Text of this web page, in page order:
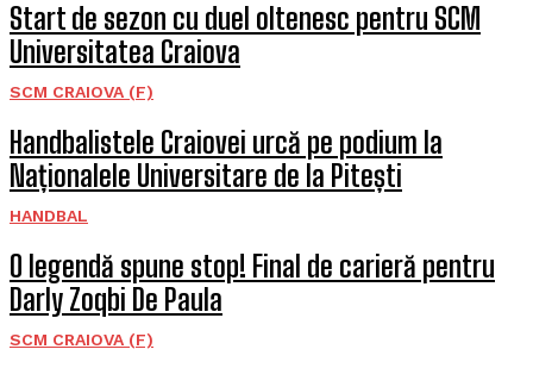
Start de sezon cu duel oltenesc pentru SCM
Universitatea Craiova
SCM CRAIOVA (F)
Handbalistele Craiovei urcă pe podium la
Naționalele Universitare de la Pitești
HANDBAL
O legendă spune stop! Final de carieră pentru
Darly Zoqbi De Paula
SCM CRAIOVA (F)